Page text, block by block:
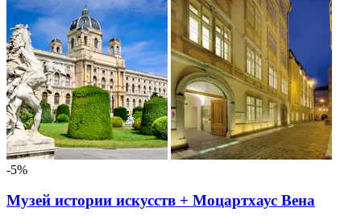
-5%
Музей истории искусств + Моцартхаус Вена